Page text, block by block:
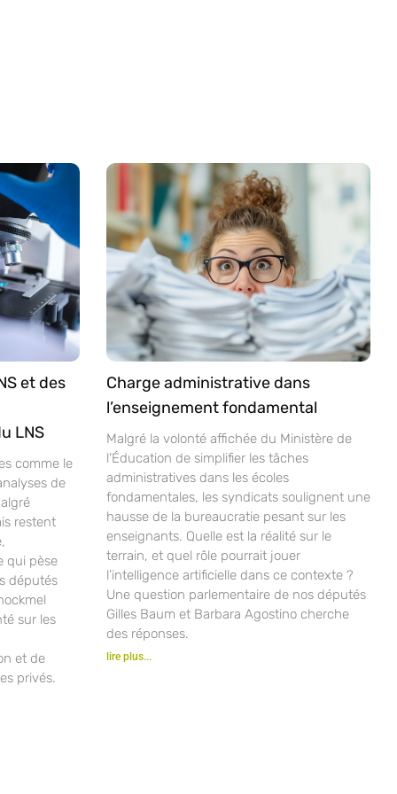
et des
LNS
comme le
de
restent
qui pèse
députés
sur les
et de
privés.
Charge administrative dans
l’enseignement fondamental
Malgré la volonté affichée du Ministère de
l’Éducation de simplifier les tâches
administratives dans les écoles
fondamentales, les syndicats soulignent une
hausse de la bureaucratie pesant sur les
enseignants. Quelle est la réalité sur le
terrain, et quel rôle pourrait jouer
l’intelligence artificielle dans ce contexte ?
Une question parlementaire de nos députés
Gilles Baum et Barbara Agostino cherche
des réponses.
lire plus...